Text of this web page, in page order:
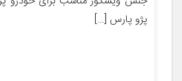
پژو پارس […]